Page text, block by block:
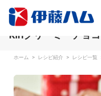
Kiriクリーミーチョコ
ホーム > レシピ紹介 > レシピ一覧